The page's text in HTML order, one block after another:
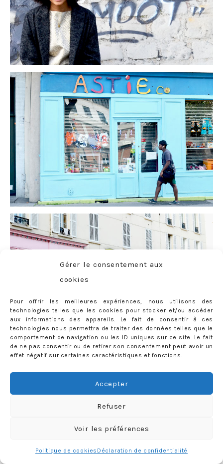
Gérer le consentement aux
cookies
Pour offrir les meilleures expériences, nous utilisons des
technologies telles que les cookies pour stocker et/ou accéder
aux informations des appareils. Le fait de consentir à ces
technologies nous permettra de traiter des données telles que le
comportement de navigation ou les ID uniques sur ce site. Le fait
de ne pas consentir ou de retirer son consentement peut avoir un
effet négatif sur certaines caractéristiques et fonctions.
Accepter
Refuser
Voir les préférences
Politique de cookies Déclaration de confidentialité